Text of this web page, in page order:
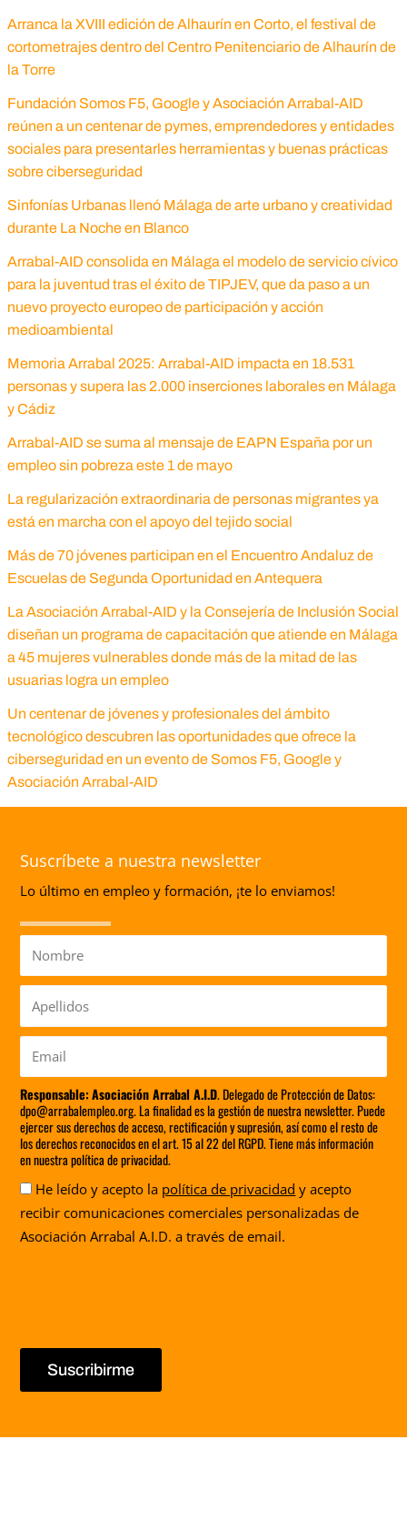
Arranca la XVIII edición de Alhaurín en Corto, el festival de
cortometrajes dentro del Centro Penitenciario de Alhaurín de
la Torre
Fundación Somos F5, Google y Asociación Arrabal-AID
reúnen a un centenar de pymes, emprendedores y entidades
sociales para presentarles herramientas y buenas prácticas
sobre ciberseguridad
Sinfonías Urbanas llenó Málaga de arte urbano y creatividad
durante La Noche en Blanco
Arrabal-AID consolida en Málaga el modelo de servicio cívico
para la juventud tras el éxito de TIPJEV, que da paso a un
nuevo proyecto europeo de participación y acción
medioambiental
Memoria Arrabal 2025: Arrabal-AID impacta en 18.531
personas y supera las 2.000 inserciones laborales en Málaga
y Cádiz
Arrabal-AID se suma al mensaje de EAPN España por un
empleo sin pobreza este 1 de mayo
La regularización extraordinaria de personas migrantes ya
está en marcha con el apoyo del tejido social
Más de 70 jóvenes participan en el Encuentro Andaluz de
Escuelas de Segunda Oportunidad en Antequera
La Asociación Arrabal-AID y la Consejería de Inclusión Social
diseñan un programa de capacitación que atiende en Málaga
a 45 mujeres vulnerables donde más de la mitad de las
usuarias logra un empleo
Un centenar de jóvenes y profesionales del ámbito
tecnológico descubren las oportunidades que ofrece la
ciberseguridad en un evento de Somos F5, Google y
Asociación Arrabal-AID
Suscríbete a nuestra newsletter
Lo último en empleo y formación, ¡te lo enviamos!
Nombre
Apellidos
Responsable: Asociación Arrabal A.I.D. Delegado de Protección de Datos:
dpo@arrabalempleo.org. La finalidad es la gestión de nuestra newsletter. Puede
ejercer sus derechos de acceso, rectificación y supresión, así como el resto de
los derechos reconocidos en el art. 15 al 22 del RGPD. Tiene más información
en nuestra política de privacidad.
Aceptación
He leído y acepto la política de privacidad y acepto
recibir comunicaciones comerciales personalizadas de
Asociación Arrabal A.I.D. a través de email.
Suscribirme